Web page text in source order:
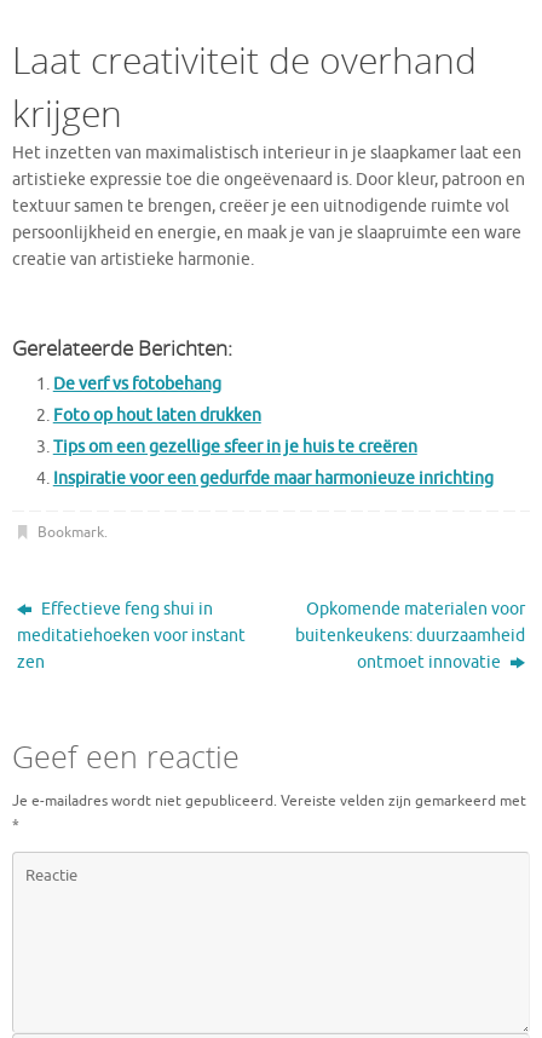
Laat creativiteit de overhand
krijgen
Het inzetten van maximalistisch interieur in je slaapkamer laat een
artistieke expressie toe die ongeëvenaard is. Door kleur, patroon en
textuur samen te brengen, creëer je een uitnodigende ruimte vol
persoonlijkheid en energie, en maak je van je slaapruimte een ware
creatie van artistieke harmonie.
Gerelateerde Berichten:
De verf vs fotobehang
Foto op hout laten drukken
Tips om een gezellige sfeer in je huis te creëren
Inspiratie voor een gedurfde maar harmonieuze inrichting
Bookmark.
Effectieve feng shui in
meditatiehoeken voor instant
zen
Opkomende materialen voor
buitenkeukens: duurzaamheid
ontmoet innovatie
Geef een reactie
Je e-mailadres wordt niet gepubliceerd. Vereiste velden zijn gemarkeerd met
*